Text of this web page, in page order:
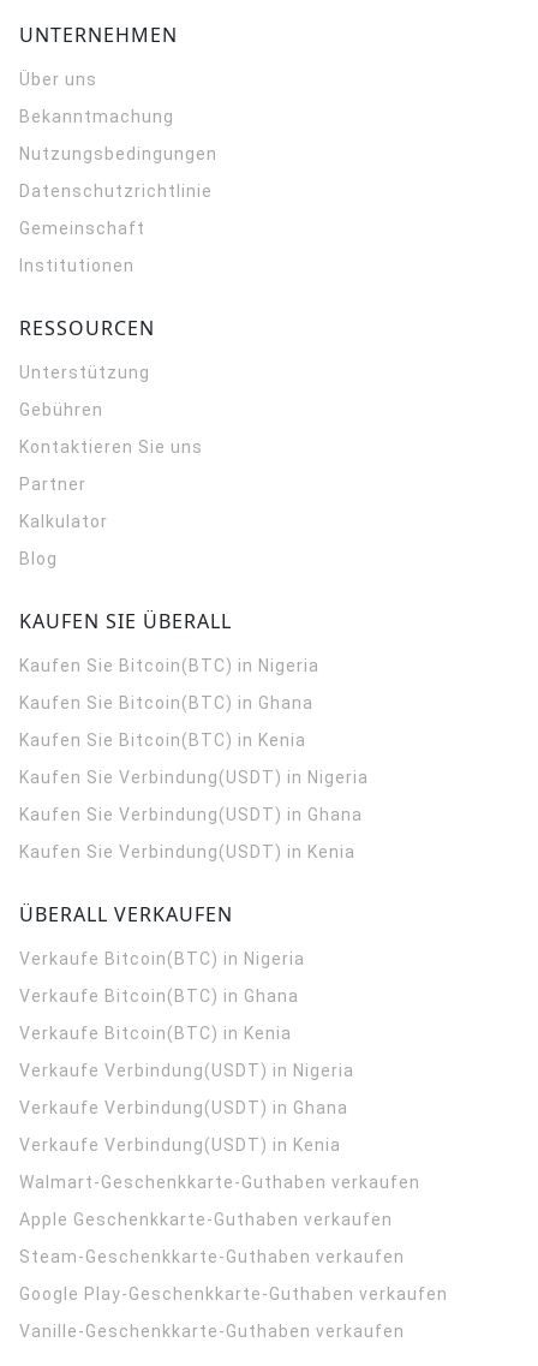
UNTERNEHMEN
Über uns
Bekanntmachung
Nutzungsbedingungen
Datenschutzrichtlinie
Gemeinschaft
Institutionen
RESSOURCEN
Unterstützung
Gebühren
Kontaktieren Sie uns
Partner
Kalkulator
Blog
KAUFEN SIE ÜBERALL
Kaufen Sie Bitcoin(BTC) in Nigeria
Kaufen Sie Bitcoin(BTC) in Ghana
Kaufen Sie Bitcoin(BTC) in Kenia
Kaufen Sie Verbindung(USDT) in Nigeria
Kaufen Sie Verbindung(USDT) in Ghana
Kaufen Sie Verbindung(USDT) in Kenia
ÜBERALL VERKAUFEN
Verkaufe Bitcoin(BTC) in Nigeria
Verkaufe Bitcoin(BTC) in Ghana
Verkaufe Bitcoin(BTC) in Kenia
Verkaufe Verbindung(USDT) in Nigeria
Verkaufe Verbindung(USDT) in Ghana
Verkaufe Verbindung(USDT) in Kenia
Walmart-Geschenkkarte-Guthaben verkaufen
Apple Geschenkkarte-Guthaben verkaufen
Steam-Geschenkkarte-Guthaben verkaufen
Google Play-Geschenkkarte-Guthaben verkaufen
Vanille-Geschenkkarte-Guthaben verkaufen